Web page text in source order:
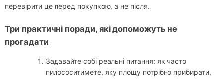
перевірити це перед покупкою, а не після.
Три практичні поради, які допоможуть не
прогадати
Задавайте собі реальні питання: як часто
пилососитимете, яку площу потрібно прибирати,